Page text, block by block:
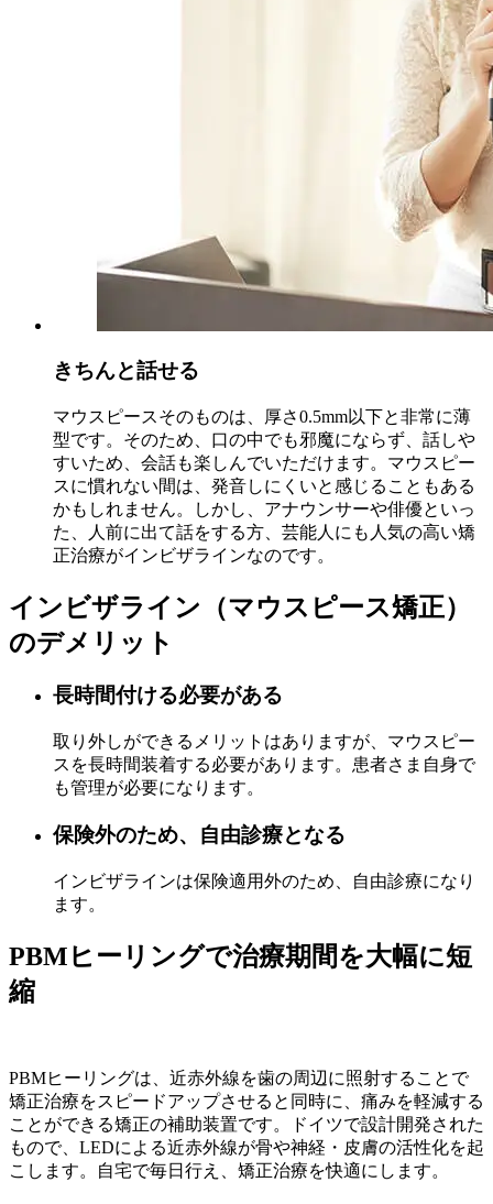
きちんと話せる
マウスピースそのものは、厚さ0.5mm以下と非常に薄
型です。そのため、口の中でも邪魔にならず、話しや
すいため、会話も楽しんでいただけます。マウスピー
スに慣れない間は、発音しにくいと感じることもある
かもしれません。しかし、アナウンサーや俳優といっ
た、人前に出て話をする方、芸能人にも人気の高い矯
正治療がインビザラインなのです。
インビザライン（マウスピース矯正）
のデメリット
長時間付ける必要がある
取り外しができるメリットはありますが、マウスピー
スを長時間装着する必要があります。患者さま自身で
も管理が必要になります。
保険外のため、自由診療となる
インビザラインは保険適用外のため、自由診療になり
ます。
PBMヒーリングで治療期間を大幅に短
縮
PBMヒーリングは、近赤外線を歯の周辺に照射することで
矯正治療をスピードアップさせると同時に、痛みを軽減する
ことができる矯正の補助装置です。ドイツで設計開発された
もので、LEDによる近赤外線が骨や神経・皮膚の活性化を起
こします。自宅で毎日行え、矯正治療を快適にします。